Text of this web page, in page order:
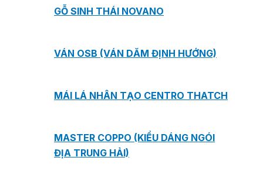
GỖ SINH THÁI NOVANO
VÁN OSB (VÁN DĂM ĐỊNH HƯỚNG)
MÁI LÁ NHÂN TẠO CENTRO THATCH
MASTER COPPO (KIỂU DÁNG NGÓI
ĐỊA TRUNG HẢI)